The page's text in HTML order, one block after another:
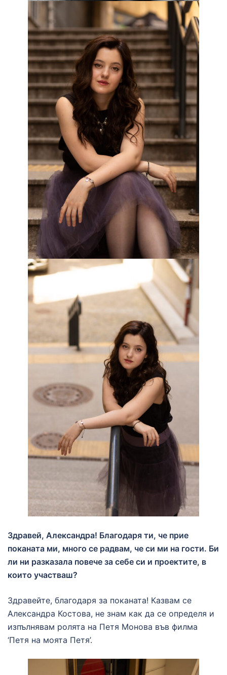
Здравей, Александра! Благодаря ти, че прие
поканата ми, много се радвам, че си ми на гости. Би
ли ни разказала повече за себе си и проектите, в
които участваш?
Здравейте, благодаря за поканата! Казвам се
Александра Костова, не знам как да се определя и
изпълнявам ролята на Петя Монова във филма
‘Петя на моята Петя’.